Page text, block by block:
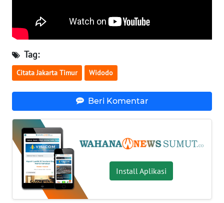
Tag:
Citata Jakarta Timur Widodo
Beri Komentar
Install Aplikasi
WN
SULBAR
WN
BABEL
WN
SUMSEL
WN
BENGKULU